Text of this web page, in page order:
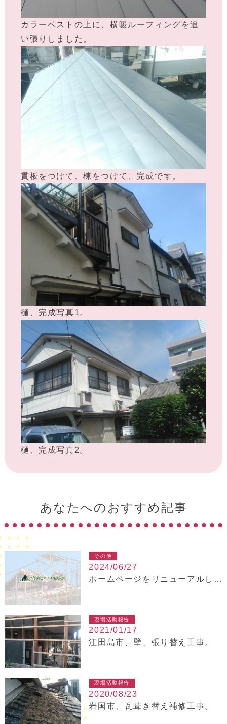
カラーベストの上に、横暖ルーフィングを追
い張りしました。
貫板をつけて、棟をつけて、完成です。
樋、完成写真1。
樋、完成写真2。
あなたへのおすすめ記事
その他
2024/06/27
ホームページをリニューアルしました！
現場活動報告
2021/01/17
江田島市、壁、張り替え工事。
現場活動報告
2020/08/23
岩国市、瓦葺き替え補修工事。